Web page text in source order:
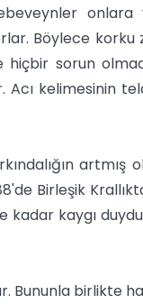
Böylece
hiçbir sorun
Acı kelimesinin
artmış
Birleşik
kaygı
Bununla birlikte